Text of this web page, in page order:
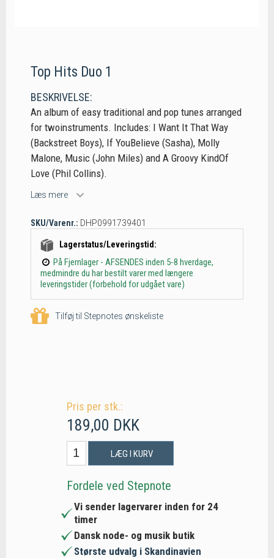
Top Hits Duo 1
BESKRIVELSE:
An album of easy traditional and pop tunes arranged
for twoinstruments. Includes: I Want It That Way
(Backstreet Boys), If YouBelieve (Sasha), Molly
Malone, Music (John Miles) and A Groovy KindOf
Love (Phil Collins).
Læs mere
SKU/Varenr.: DHP0991739401
Lagerstatus/Leveringstid:
På Fjernlager - AFSENDES inden 5-8 hverdage,
medmindre du har bestilt varer med længere
leveringstider (forbehold for udgået vare)
Tilføj til Stepnotes ønskeliste
Pris per stk.:
189,00 DKK
LÆG I KURV
Fordele ved Stepnote
Vi sender lagervarer inden for 24
timer
Dansk node- og musik butik
Største udvalg i Skandinavien